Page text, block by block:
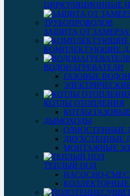
ЦИРКУЛЯЦИОННЫЕ
ЗАЩИТА ОТ
КОМПЛЕКТУЮЩИЕ
ВОДОНАГРЕВАТЕЛИ
ГАЗОВЫЕ
КОТЛЫ ОТОПЛЕНИЯ
КОТЛЫ ГАЗОВЫЕ
ДЫМОХОДЫ
ОДНОСТЕННЫЕ
ДВУХСТЕННЫЕ
МОНТАЖНЫЕ
ТЕПЛЫЙ ПОЛ
НАСОСНО-